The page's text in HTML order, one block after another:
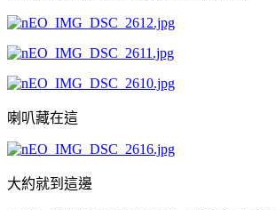
喇叭藏在這
大約就到這邊